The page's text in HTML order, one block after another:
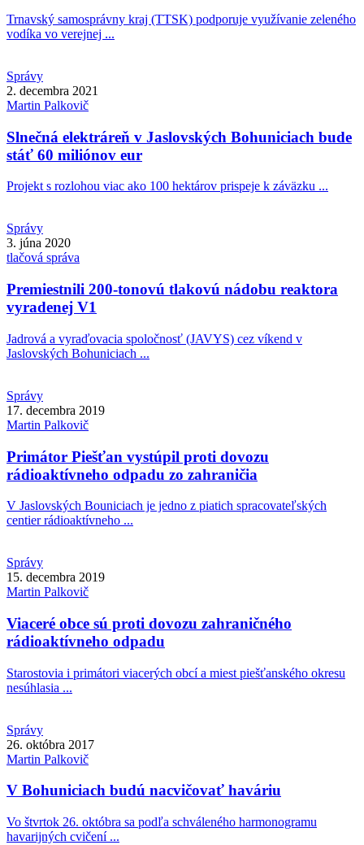
Trnavský samosprávny kraj (TTSK) podporuje využívanie zeleného
vodíka vo verejnej ...
Správy
2. decembra 2021
Martin Palkovič
Slnečná elektráreň v Jaslovských Bohuniciach bude
stáť 60 miliónov eur
Projekt s rozlohou viac ako 100 hektárov prispeje k záväzku ...
Správy
3. júna 2020
tlačová správa
Premiestnili 200-tonovú tlakovú nádobu reaktora
vyradenej V1
Jadrová a vyraďovacia spoločnosť (JAVYS) cez víkend v
Jaslovských Bohuniciach ...
Správy
17. decembra 2019
Martin Palkovič
Primátor Piešťan vystúpil proti dovozu
rádioaktívneho odpadu zo zahraničia
V Jaslovských Bouniciach je jedno z piatich spracovateľských
centier rádioaktívneho ...
Správy
15. decembra 2019
Martin Palkovič
Viaceré obce sú proti dovozu zahraničného
rádioaktívneho odpadu
Starostovia i primátori viacerých obcí a miest piešťanského okresu
nesúhlasia ...
Správy
26. októbra 2017
Martin Palkovič
V Bohuniciach budú nacvičovať haváriu
Vo štvrtok 26. októbra sa podľa schváleného harmonogramu
havarijných cvičení ...